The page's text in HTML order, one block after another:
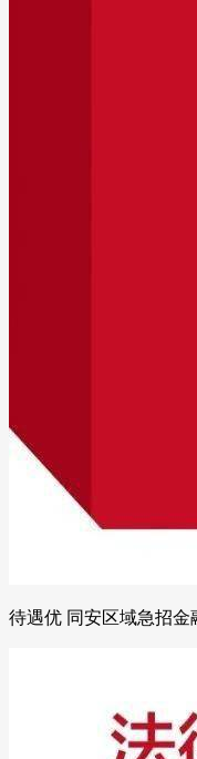
待遇优 同安区域急招